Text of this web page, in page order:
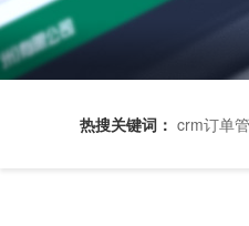
热搜关键词： crm订单